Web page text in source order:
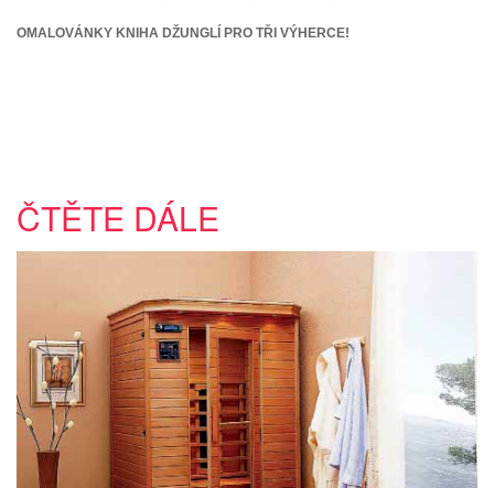
OMALOVÁNKY KNIHA DŽUNGLÍ PRO TŘI VÝHERCE!
ČTĚTE DÁLE